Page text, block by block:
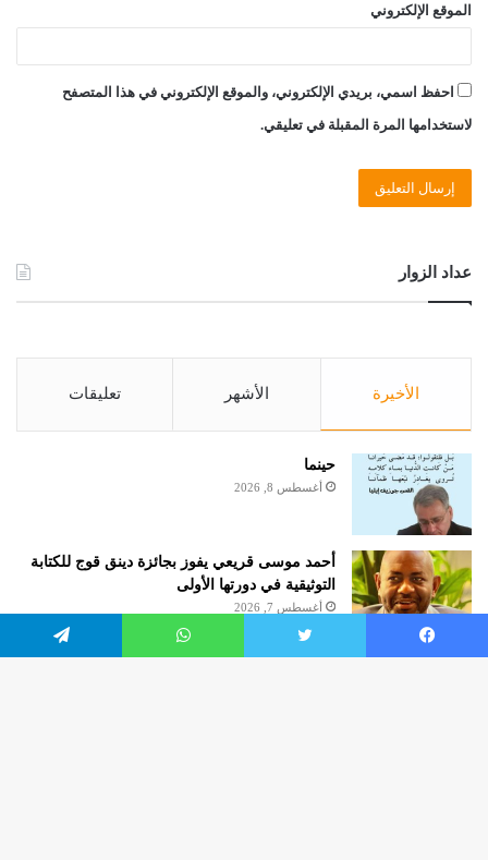
الموقع الإلكتروني
احفظ اسمي، بريدي الإلكتروني، والموقع الإلكتروني في هذا المتصفح
لاستخدامها المرة المقبلة في تعليقي.
عداد الزوار
الأخيرة الأشهر تعليقات
حينما
أغسطس 8, 2026
أحمد موسى قريعي يفوز بجائزة دينق قوج للكتابة
التوثيقية في دورتها الأولى
أغسطس 7, 2026
السؤال الطّعين فيسبوك تويتر واتساب تيلقرام